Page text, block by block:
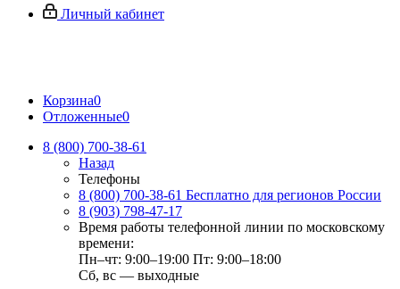
Личный кабинет
Корзина0
Отложенные0
8 (800) 700-38-61
Назад
Телефоны
8 (800) 700-38-61 Бесплатно для регионов России
8 (903) 798-47-17
Время работы телефонной линии по московскому
времени:
Пн–чт: 9:00–19:00 Пт: 9:00–18:00
Сб, вс — выходные